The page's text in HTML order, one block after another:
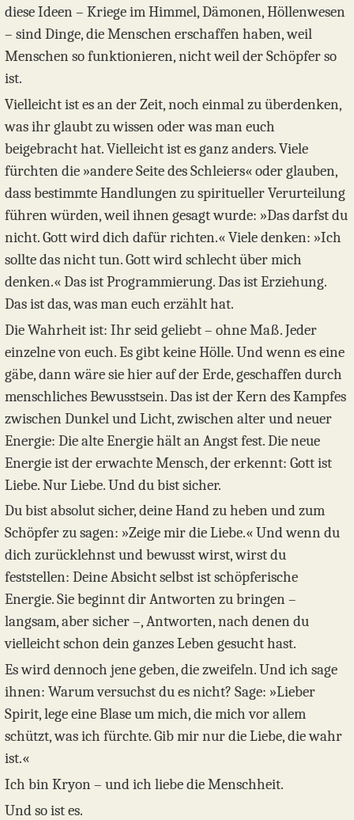
diese Ideen – Kriege im Himmel, Dämonen, Höllenwesen
– sind Dinge, die Menschen erschaffen haben, weil
Menschen so funktionieren, nicht weil der Schöpfer so
ist.
Vielleicht ist es an der Zeit, noch einmal zu überdenken,
was ihr glaubt zu wissen oder was man euch
beigebracht hat. Vielleicht ist es ganz anders. Viele
fürchten die »andere Seite des Schleiers« oder glauben,
dass bestimmte Handlungen zu spiritueller Verurteilung
führen würden, weil ihnen gesagt wurde: »Das darfst du
nicht. Gott wird dich dafür richten.« Viele denken: »Ich
sollte das nicht tun. Gott wird schlecht über mich
denken.« Das ist Programmierung. Das ist Erziehung.
Das ist das, was man euch erzählt hat.
Die Wahrheit ist: Ihr seid geliebt – ohne Maß. Jeder
einzelne von euch. Es gibt keine Hölle. Und wenn es eine
gäbe, dann wäre sie hier auf der Erde, geschaffen durch
menschliches Bewusstsein. Das ist der Kern des Kampfes
zwischen Dunkel und Licht, zwischen alter und neuer
Energie: Die alte Energie hält an Angst fest. Die neue
Energie ist der erwachte Mensch, der erkennt: Gott ist
Liebe. Nur Liebe. Und du bist sicher.
Du bist absolut sicher, deine Hand zu heben und zum
Schöpfer zu sagen: »Zeige mir die Liebe.« Und wenn du
dich zurücklehnst und bewusst wirst, wirst du
feststellen: Deine Absicht selbst ist schöpferische
Energie. Sie beginnt dir Antworten zu bringen –
langsam, aber sicher –, Antworten, nach denen du
vielleicht schon dein ganzes Leben gesucht hast.
Es wird dennoch jene geben, die zweifeln. Und ich sage
ihnen: Warum versuchst du es nicht? Sage: »Lieber
Spirit, lege eine Blase um mich, die mich vor allem
schützt, was ich fürchte. Gib mir nur die Liebe, die wahr
ist.«
Ich bin Kryon – und ich liebe die Menschheit.
Und so ist es.